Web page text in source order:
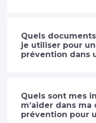
Quels
je utiliser pour
prévention dans
Quels sont mes
m’aider dans
prévention pour